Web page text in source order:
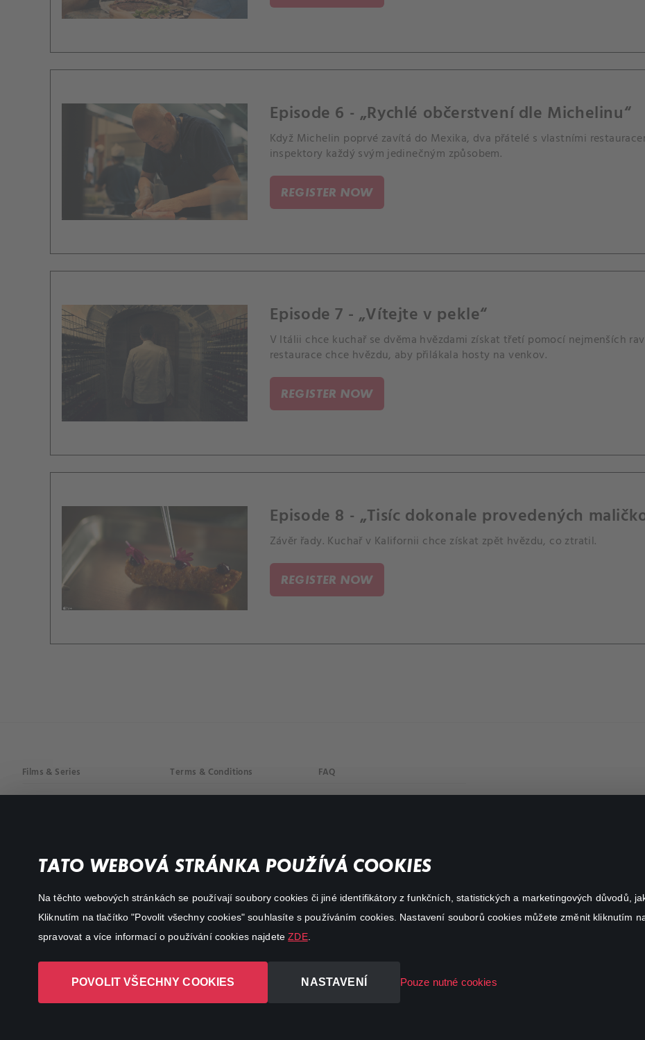
TATO WEBOVÁ STRÁNKA POUŽÍVÁ COOKIES
Na těchto webových stránkách se používají soubory cookies či jiné identifikátory z funkčních, statistických a marketingových důvodů,
Kliknutím na tlačítko "Povolit všechny cookies" souhlasíte s používáním cookies. Nastavení souborů cookies můžete změnit kliknutím
spravovat a více informací o používání cookies najdeteZDE.
POVOLIT VŠECHNY COOKIES NASTAVENÍ Pouze nutné cookies
Episode 6 - „Rychlé občerstvení dle Michelinu“
Když Michelin poprvé zavítá do Mexika, dva přátelé s vlastními
inspektory každý svým jedinečným způsobem.
REGISTER NOW
Episode 7 - „Vítejte v pekle“
V Itálii chce kuchař se dvěma hvězdami získat třetí pomocí nejmenších
restaurace chce hvězdu, aby přilákala hosty na venkov.
REGISTER NOW
Episode 8 - „Tisíc dokonale provedených
Závěr řady. Kuchař v Kalifornii chce získat zpět hvězdu, co ztratil.
REGISTER NOW
Films & Series
Action
Terms & Conditions FAQ